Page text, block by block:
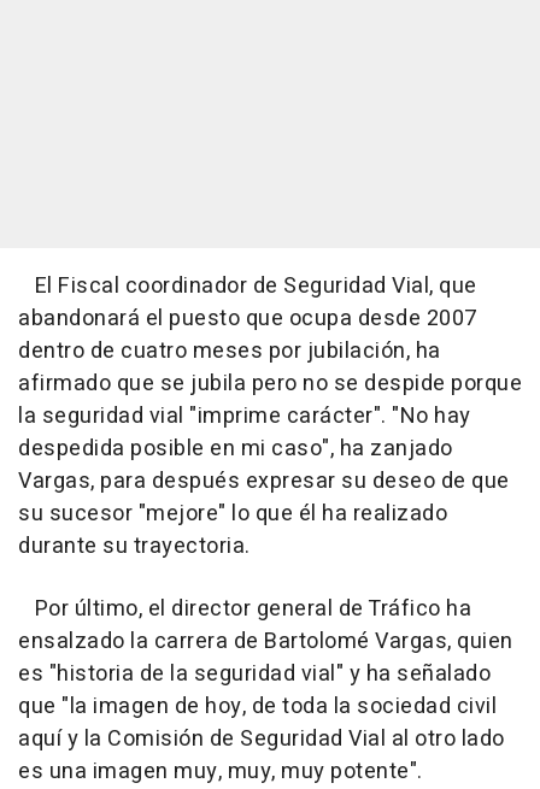
El Fiscal coordinador de Seguridad Vial, que
abandonará el puesto que ocupa desde 2007
dentro de cuatro meses por jubilación, ha
afirmado que se jubila pero no se despide porque
la seguridad vial "imprime carácter". "No hay
despedida posible en mi caso", ha zanjado
Vargas, para después expresar su deseo de que
su sucesor "mejore" lo que él ha realizado
durante su trayectoria.
Por último, el director general de Tráfico ha
ensalzado la carrera de Bartolomé Vargas, quien
es "historia de la seguridad vial" y ha señalado
que "la imagen de hoy, de toda la sociedad civil
aquí y la Comisión de Seguridad Vial al otro lado
es una imagen muy, muy, muy potente".